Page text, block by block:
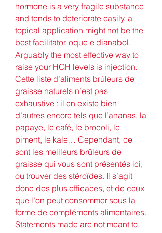
hormone is a very fragile substance
and tends to deteriorate easily, a
topical application might not be the
best facilitator, oque e dianabol.
Arguably the most effective way to
raise your HGH levels is injection.
Cette liste d’aliments brûleurs de
graisse naturels n’est pas
exhaustive : il en existe bien
d’autres encore tels que l’ananas, la
papaye, le café, le brocoli, le
piment, le kale… Cependant, ce
sont les meilleurs brûleurs de
graisse qui vous sont présentés ici,
ou trouver des stéroïdes. Il s’agit
donc des plus efficaces, et de ceux
que l’on peut consommer sous la
forme de compléments alimentaires.
Statements made are not meant to